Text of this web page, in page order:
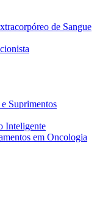
de Sangue
Suprimentos
Inteligente
em Oncologia